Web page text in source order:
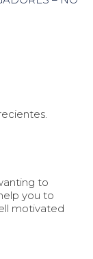
to
you to
motivated